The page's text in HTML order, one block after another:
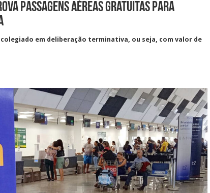
passagens aéreas gratuitas para
em deliberação terminativa, ou seja, com valor de